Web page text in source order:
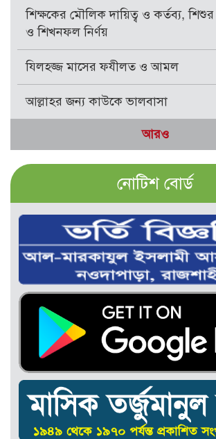
শিক্ষকের মৌলিক দায়িত্ব ও কর্তব্য,
ও শিখনফল নির্ণয়
যিলহজ্জ মাসের ফযীলত ও আমল
আল্লাহর জন্য কাউকে ভালবাসা
আরও
নোটিশ বোর্ড